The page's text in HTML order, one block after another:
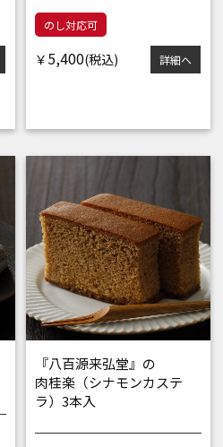
のし対応可
￥ 5,400 詳細へ
『八百源来弘堂』の
肉桂楽（シナモンカステ
ラ）3本入